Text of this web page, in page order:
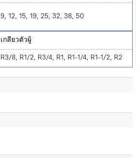
9, 12, 15, 19, 25, 32, 38, 50
เกลียวตัวผู้
R3/8, R1/2, R3/4, R1, R1-1/4, R1-1/2, R2